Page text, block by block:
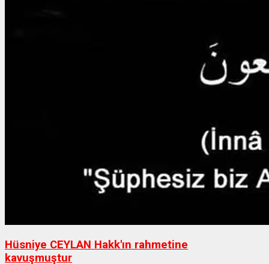
Hüsniye CEYLAN Hakk'ın rahmetine
kavuşmuştur